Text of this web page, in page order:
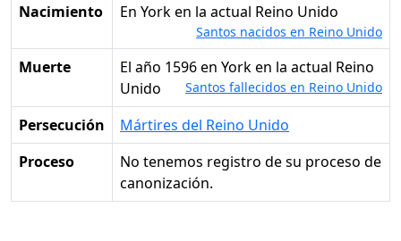
Nacimiento
en York en la actual Reino Unido
Santos nacidos en Reino Unido
Muerte
el año 1596 en York en la actual Reino
Unido
Santos fallecidos en Reino Unido
Persecución
Mártires del Reino Unido
Proceso
No tenemos registro de su proceso de
canonización.